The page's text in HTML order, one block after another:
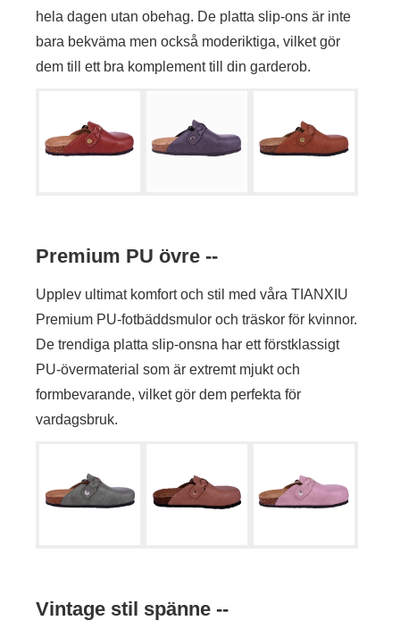
hela dagen utan obehag. De platta slip-ons är inte
bara bekväma men också moderiktiga, vilket gör
dem till ett bra komplement till din garderob.
Premium PU övre --
Upplev ultimat komfort och stil med våra TIANXIU
Premium PU-fotbäddsmulor och träskor för kvinnor.
De trendiga platta slip-onsna har ett förstklassigt
PU-övermaterial som är extremt mjukt och
formbevarande, vilket gör dem perfekta för
vardagsbruk.
Vintage stil spänne --